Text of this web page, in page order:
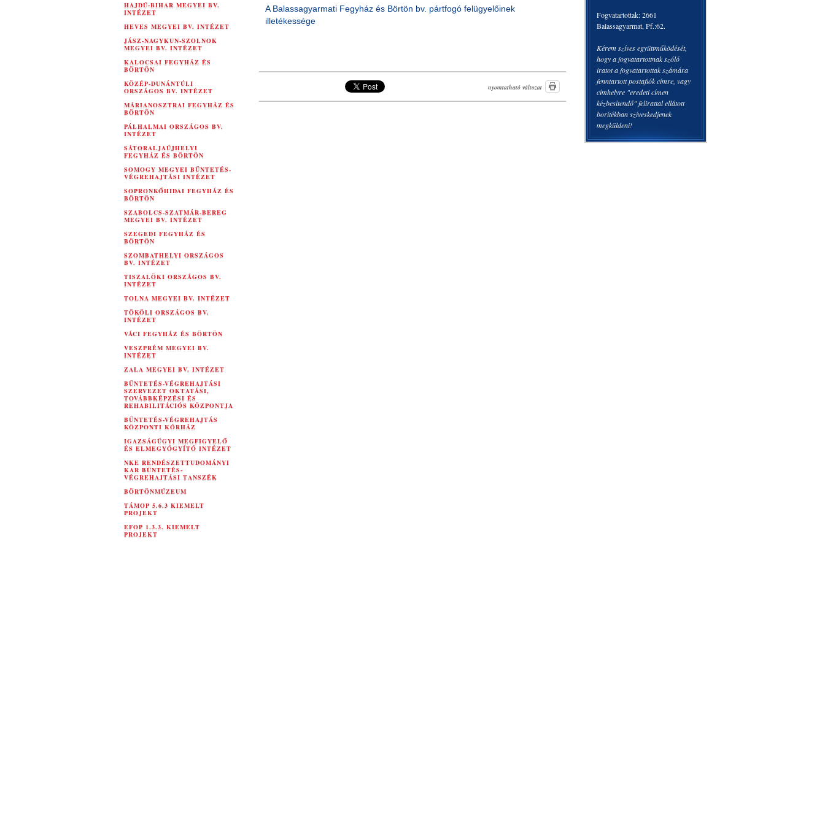
HAJDÚ-BIHAR MEGYEI BV.
INTÉZET
HEVES MEGYEI BV. INTÉZET
JÁSZ-NAGYKUN-SZOLNOK
MEGYEI BV. INTÉZET
KALOCSAI FEGYHÁZ ÉS
BÖRTÖN
KÖZÉP-DUNÁNTÚLI
ORSZÁGOS BV. INTÉZET
MÁRIANOSZTRAI FEGYHÁZ ÉS
BÖRTÖN
PÁLHALMAI ORSZÁGOS BV.
INTÉZET
SÁTORALJAÚJHELYI
FEGYHÁZ ÉS BÖRTÖN
SOMOGY MEGYEI BÜNTETÉS-
VÉGREHAJTÁSI INTÉZET
SOPRONKŐHIDAI FEGYHÁZ ÉS
BÖRTÖN
SZABOLCS-SZATMÁR-BEREG
MEGYEI BV. INTÉZET
SZEGEDI FEGYHÁZ ÉS
BÖRTÖN
SZOMBATHELYI ORSZÁGOS
BV. INTÉZET
TISZALÖKI ORSZÁGOS BV.
INTÉZET
TOLNA MEGYEI BV. INTÉZET
TÖKÖLI ORSZÁGOS BV.
INTÉZET
VÁCI FEGYHÁZ ÉS BÖRTÖN
VESZPRÉM MEGYEI BV.
INTÉZET
ZALA MEGYEI BV. INTÉZET
BÜNTETÉS-VÉGREHAJTÁSI
SZERVEZET OKTATÁSI,
TOVÁBBKÉPZÉSI ÉS
REHABILITÁCIÓS KÖZPONTJA
BÜNTETÉS-VÉGREHAJTÁS
KÖZPONTI KÓRHÁZ
IGAZSÁGÜGYI MEGFIGYELŐ
ÉS ELMEGYÓGYÍTÓ INTÉZET
NKE RENDÉSZETTUDOMÁNYI
KAR BÜNTETÉS-
VÉGREHAJTÁSI TANSZÉK
BÖRTÖNMÚZEUM
TÁMOP 5.6.3 KIEMELT
PROJEKT
EFOP 1.3.3. KIEMELT
PROJEKT
A Balassagyarmati Fegyház és Börtön bv. pártfogó felügyelőinek
illetékessége
nyomtatható változat
Fogvatartottak: 2661
Balassagyarmat, Pf.:62.
Kérem szíves együttműködését,
hogy a fogvatartottnak szóló
iratot a fogvatartottak számára
fenntartott postafiók címre, vagy
címhelyre "eredeti címen
kézbesítendő" felirattal ellátott
borítékban szíveskedjenek
megküldeni!